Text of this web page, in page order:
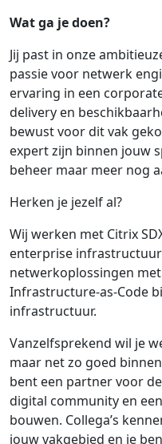
Wat ga je doen?
Jij past in onze
passie voor netwerk
ervaring in een
delivery en
bewust voor dit vak
expert zijn binnen jouw
beheer maar meer nog
Herken je jezelf al?
Wij werken met Citrix
enterprise
netwerkoplossingen
Infrastructure‑as‑Code
infrastructuur.
Vanzelfsprekend wil je
maar net zo goed
bent een partner voor
digital community en
bouwen. Collega’s
jouw vakgebied en je